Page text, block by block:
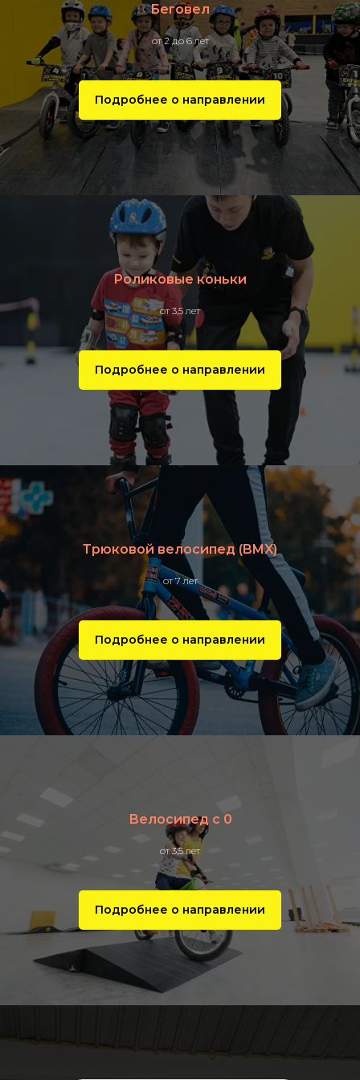
Беговел
от 2 до 6 лет
Подробнее о направлении
Роликовые коньки
от 3,5 лет
Подробнее о направлении
Трюковой велосипед (BMX)
от 7 лет
Подробнее о направлении
Велосипед с 0
от 3,5 лет
Подробнее о направлении